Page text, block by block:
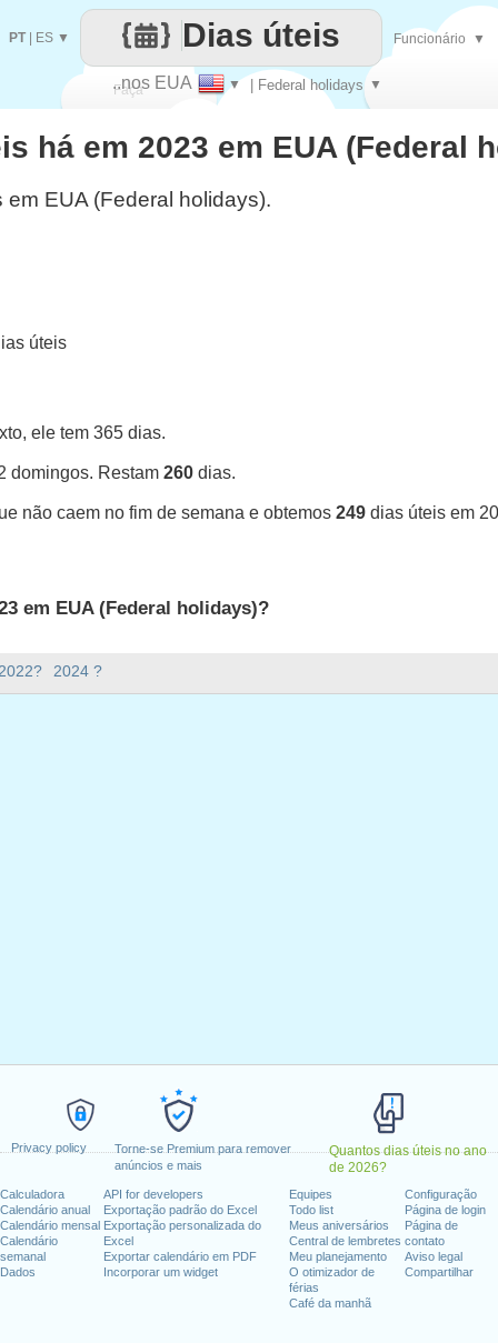
Privacy policy
Torne-se Premium para remover
anúncios e mais
Quantos dias úteis no ano
de 2026?
Calculadora
Calendário anual
Calendário mensal
Calendário
semanal
Dados
API for developers
Exportação padrão do Excel
Exportação personalizada do
Excel
Exportar calendário em PDF
Incorporar um widget
Equipes
Todo list
Meus aniversários
Central de lembretes
Meu planejamento
O otimizador de
férias
Café da manhã
Configuração
Página de login
Página de
contato
Aviso legal
Compartilhar
Faça
cada
..nos EUA ▼ | Federal holidays ▼
Dias úteis
PT| ES ▼ Funcionário ▼
2024 ?
há em 2023 em EUA (Federal
EUA (Federal holidays).
úteis
ele tem 365 dias.
domingos. Restam 260 dias.
não caem no fim de semana e obtemos 249 dias úteis em
em EUA (Federal holidays)?
4, 2023
9, 2023
feira, novembro 10, 2023
23, 2023
25, 2023
de semana